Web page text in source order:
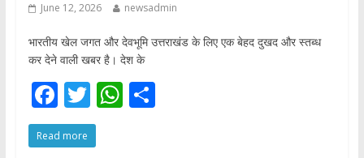
June 12, 2026 newsadmin
भारतीय खेल जगत और देवभूमि उत्तराखंड के लिए एक बेहद दुखद और स्तब्ध
कर देने वाली खबर है। देश के
F
ac
e
T
w
itt
W S
Read more